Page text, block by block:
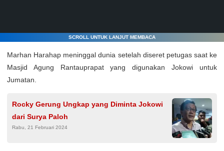
SCROLL UNTUK LANJUT MEMBACA
Marhan Harahap meninggal dunia setelah diseret petugas saat ke
Masjid Agung Rantauprapat yang digunakan Jokowi untuk
Jumatan.
Rocky Gerung Ungkap yang Diminta Jokowi
dari Surya Paloh
Rabu, 21 Februari 2024